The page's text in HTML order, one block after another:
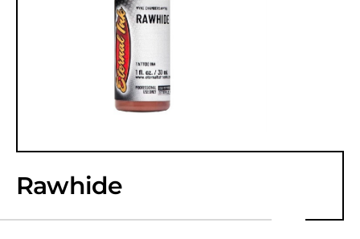
Гарантия и возврат
Rawhide